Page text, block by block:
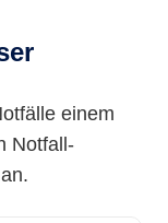
einem
Notfall-